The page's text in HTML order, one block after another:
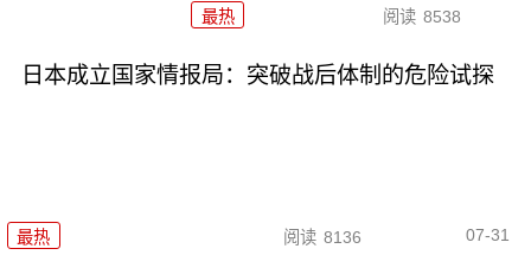
最热 阅读 8538
日本成立国家情报局：突破战后体制的危险试探
最热 阅读 8136 07-31